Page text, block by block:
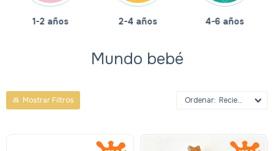
1-2 años 2-4 años 4-6 años
Mundo bebé
Recientes